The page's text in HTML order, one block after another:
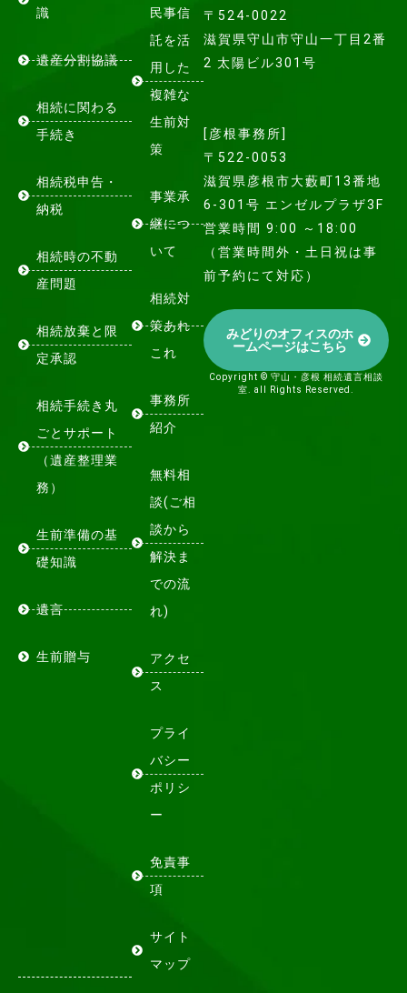
〒524-0022
滋賀県守山市守山一丁目2番
2 太陽ビル301号
[彦根事務所]
〒522-0053
滋賀県彦根市大藪町13番地
6-301号 エンゼルプラザ3F
営業時間 9:00 ～18:00
（営業時間外・土日祝は事
前予約にて対応）
みどりのオフィスのホ
ームページはこちら
Copyright © 守山・彦根 相続遺言相談
室. all Rights Reserved.
識
遺産分割協議
相続に関わる
手続き
相続税申告・
納税
相続時の不動
産問題
相続放棄と限
定承認
相続手続き丸
ごとサポート
（遺産整理業
務）
生前準備の基
礎知識
遺言
生前贈与
民事信
託を活
用した
複雑な
生前対
策
事業承
継につ
いて
相続対
策あれ
これ
事務所
紹介
無料相
談(ご相
談から
解決ま
での流
れ)
アクセ
ス
プライ
バシー
ポリシ
ー
免責事
項
サイト
マップ